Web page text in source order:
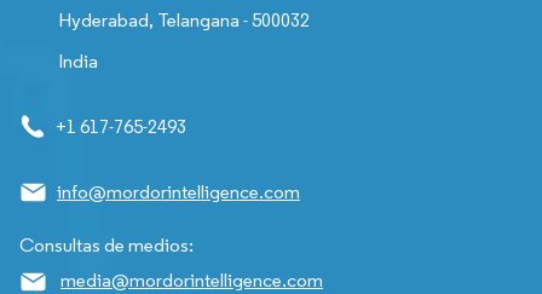
Hyderabad, Telangana - 500032
India
+1 617-765-2493
info@mordorintelligence.com
Consultas de medios:
media@mordorintelligence.com